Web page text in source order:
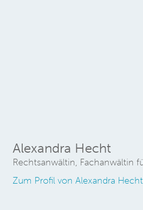
Alexandra Hecht
Rechtsanwältin, Fachanwältin
Zum Profil von Alexandra Hecht